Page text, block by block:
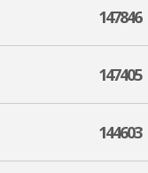
147846
147405
144603